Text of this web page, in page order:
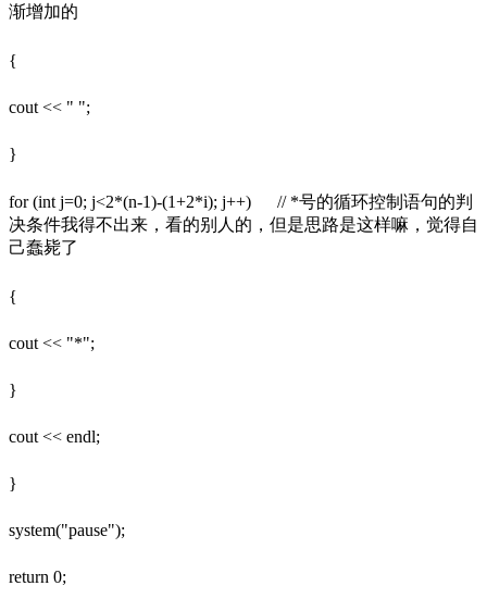
渐增加的
{
cout << " ";
}
for (int j=0; j<2*(n-1)-(1+2*i); j++) // *号的循环控制语句的判
决条件我得不出来，看的别人的，但是思路是这样嘛，觉得自
己蠢毙了
{
cout << "*";
}
cout << endl;
}
system("pause");
return 0;